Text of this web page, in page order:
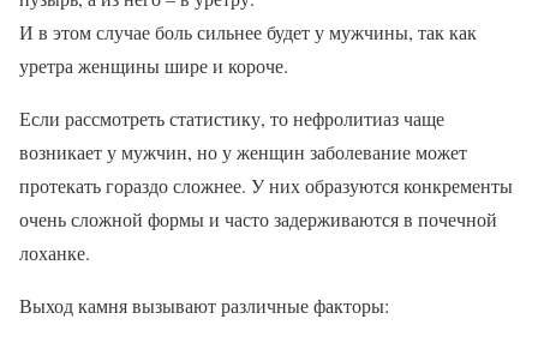
И в этом случае боль сильнее будет у мужчины, так как
уретра женщины шире и короче.
Если рассмотреть статистику, то нефролитиаз чаще
возникает у мужчин, но у женщин заболевание может
протекать гораздо сложнее. У них образуются конкременты
очень сложной формы и часто задерживаются в почечной
лоханке.
Выход камня вызывают различные факторы: